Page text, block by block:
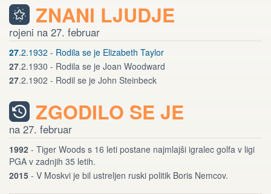
ZNANI LJUDJE
rojeni na 27. februar
27.2.1932 - Rodila se je Elizabeth Taylor
27.2.1930 - Rodila se je Joan Woodward
27.2.1902 - Rodil se je John Steinbeck
ZGODILO SE JE
na 27. februar
1992 - Tiger Woods s 16 leti postane najmlajši igralec golfa v ligi
PGA v zadnjih 35 letih.
2015 - V Moskvi je bil ustreljen ruski politik Boris Nemcov.